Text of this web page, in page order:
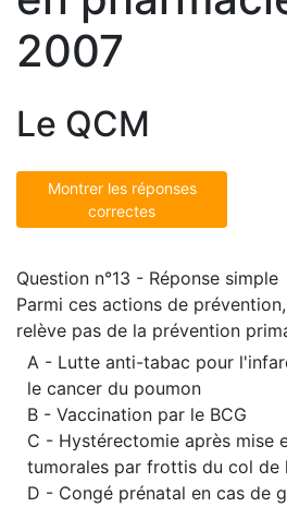
2007
Le QCM
Montrer les réponses
correctes
Question n°13 - Réponse simple
Parmi ces actions de
relève pas de la prévention
A - Lutte anti-tabac pour
le cancer du poumon
B - Vaccination par le BCG
C - Hystérectomie après mise
tumorales par frottis du col de
D - Congé prénatal en cas de